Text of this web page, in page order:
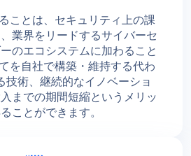
ることは、セキュリティ上の課
業界をリードするサイバーセ
のエコシステムに加わること
てを自社で構築・維持する代わ
技術、継続的なイノベーショ
までの期間短縮というメリッ
ことができます。